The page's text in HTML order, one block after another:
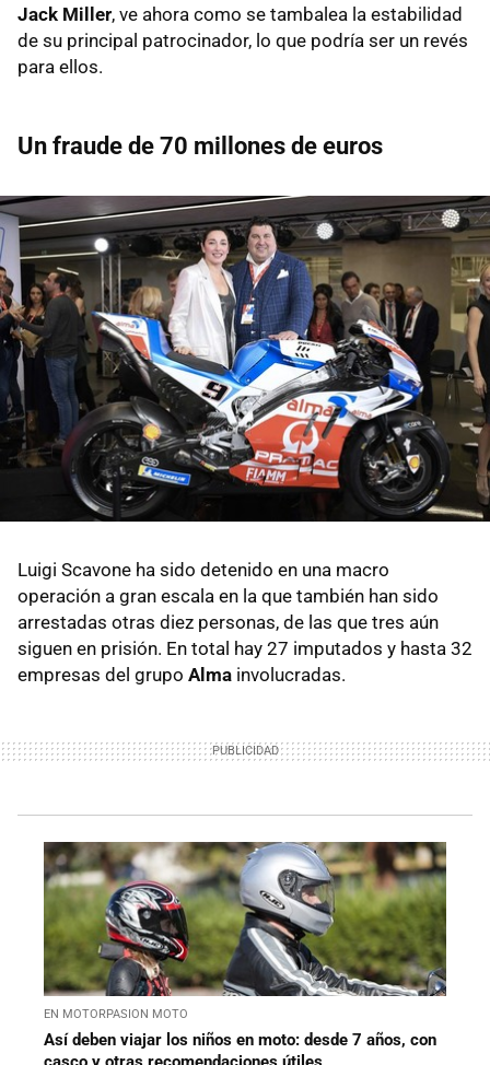
Jack Miller, ve ahora como se tambalea la estabilidad
de su principal patrocinador, lo que podría ser un revés
para ellos.
Un fraude de 70 millones de euros
Luigi Scavone ha sido detenido en una macro
operación a gran escala en la que también han sido
arrestadas otras diez personas, de las que tres aún
siguen en prisión. En total hay 27 imputados y hasta 32
empresas del grupo Alma involucradas.
EN MOTORPASION MOTO
Así deben viajar los niños en moto: desde 7 años, con